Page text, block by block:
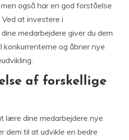
også har en god forståelse
at investere i
medarbejdere giver du dem
konkurrenterne og åbner nye
af forskellige
lære dine medarbejdere nye
dem til at udvikle en bedre